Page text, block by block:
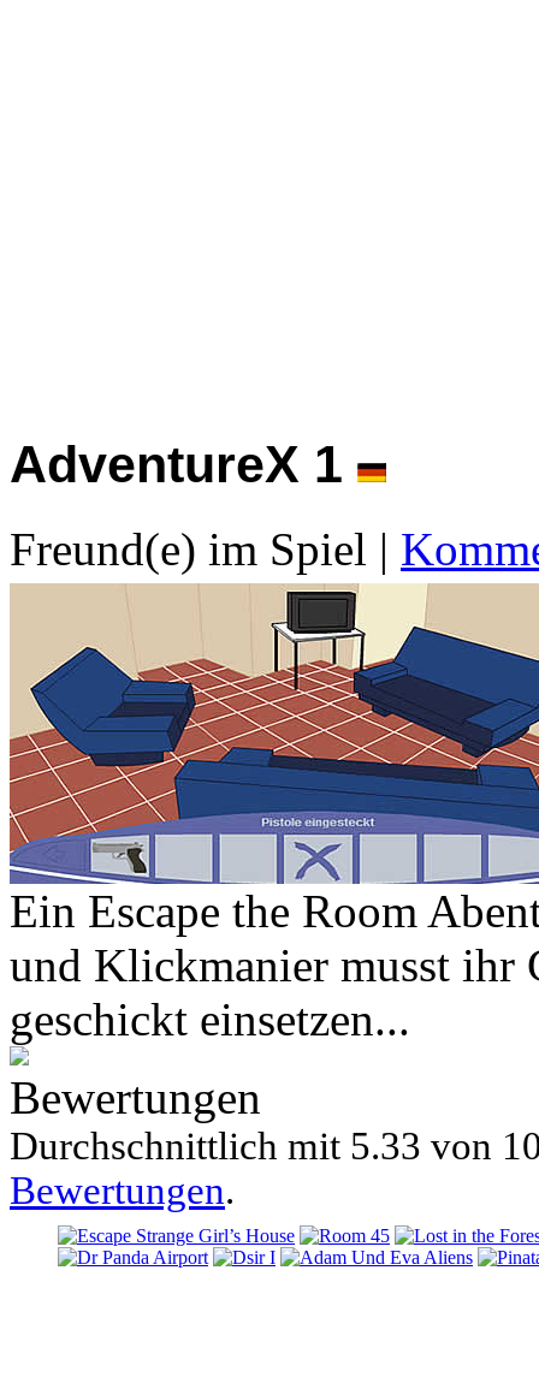
AdventureX 1
Freund(e) im Spiel |
Ein Escape the Room
und Klickmanier musst ihr
geschickt einsetzen...
Bewertungen
Durchschnittlich mit 5.33 von
Bewertungen.